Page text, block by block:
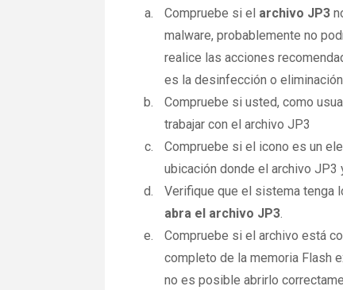
Compruebe si el archivo JP3
malware, probablemente no
realice las acciones
es la desinfección o
Compruebe si usted, como
trabajar con el archivo JP3
Compruebe si el icono es un
ubicación donde el archivo JP3
Verifique que el sistema tenga
abra el archivo JP3.
Compruebe si el archivo está
completo de la memoria Flash
no es posible abrirlo